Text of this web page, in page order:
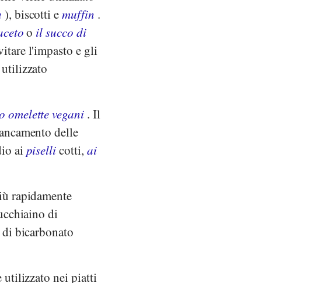
), biscotti emuffin .
o il succo di
l'impasto e gli
utilizzato
omelette vegani. Il
delle
ai pisellicotti, ai
rapidamente
di
bicarbonato
utilizzato nei piatti